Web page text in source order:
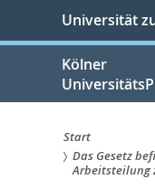
springen
Universität
Kölner
Sie
Start
Das Gesetz
Arbeitsteilung